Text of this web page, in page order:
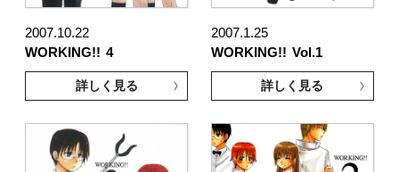
2007.10.22
WORKING!! 4
詳しく見る
2007.1.25
WORKING!! Vol.1
詳しく見る